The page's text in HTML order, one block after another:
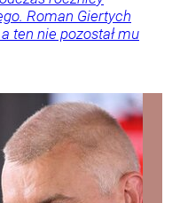
Roman Giertych
ten nie pozostał mu